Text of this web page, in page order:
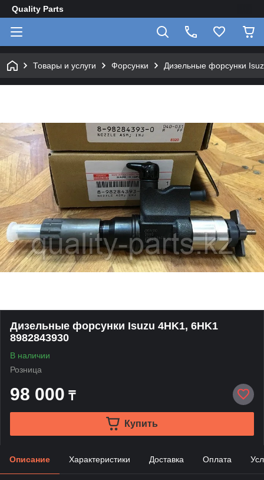
Quality Parts
Товары и услуги Форсунки Дизельные форсунки
Дизельные форсунки Isuzu 4HK1, 6HK1
8982843930
В наличии
Розница
98 000 ₸
Купить
Описание Характеристики Доставка Оплата